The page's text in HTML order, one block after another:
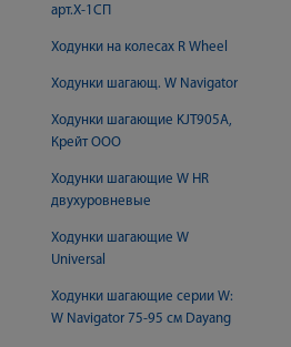
арт.Х-1СП
Ходунки на колесах R Wheel
Ходунки шагающ. W Navigator
Ходунки шагающие KJT905A,
Крейт ООО
Ходунки шагающие W HR
двухуровневые
Ходунки шагающие W
Universal
Ходунки шагающие серии W:
W Navigator 75-95 см Dayang